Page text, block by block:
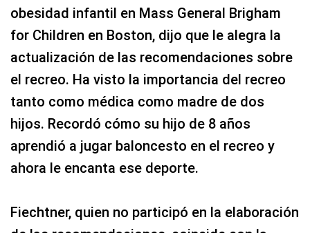
obesidad infantil en Mass General Brigham
for Children en Boston, dijo que le alegra la
actualización de las recomendaciones sobre
el recreo. Ha visto la importancia del recreo
tanto como médica como madre de dos
hijos. Recordó cómo su hijo de 8 años
aprendió a jugar baloncesto en el recreo y
ahora le encanta ese deporte.
Fiechtner, quien no participó en la elaboración